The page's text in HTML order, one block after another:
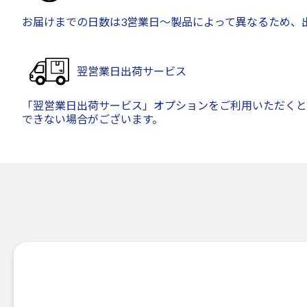
お届けまでの日数は3営業日～製品によって異なるため
翌営業日出荷サービス
「翌営業日出荷サービス」オプションをご利用いただ
できない場合がございます。